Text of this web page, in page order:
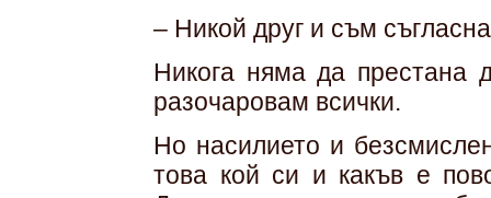
– Никой друг и съм
Никога няма да престана
разочаровам всички.
Но насилието и
това кой си и какъв е